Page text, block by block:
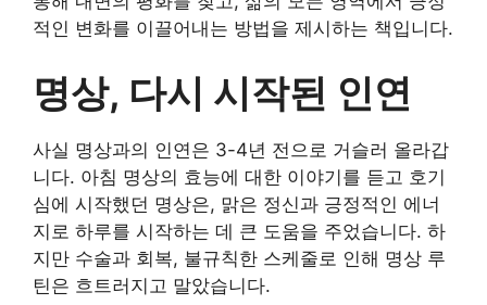
적인 변화를 이끌어내는 방법을 제시하는 책입니다.
명상, 다시 시작된 인연
사실 명상과의 인연은 3-4년 전으로 거슬러 올라갑
니다. 아침 명상의 효능에 대한 이야기를 듣고 호기
심에 시작했던 명상은, 맑은 정신과 긍정적인 에너
지로 하루를 시작하는 데 큰 도움을 주었습니다. 하
지만 수술과 회복, 불규칙한 스케줄로 인해 명상 루
틴은 흐트러지고 말았습니다.